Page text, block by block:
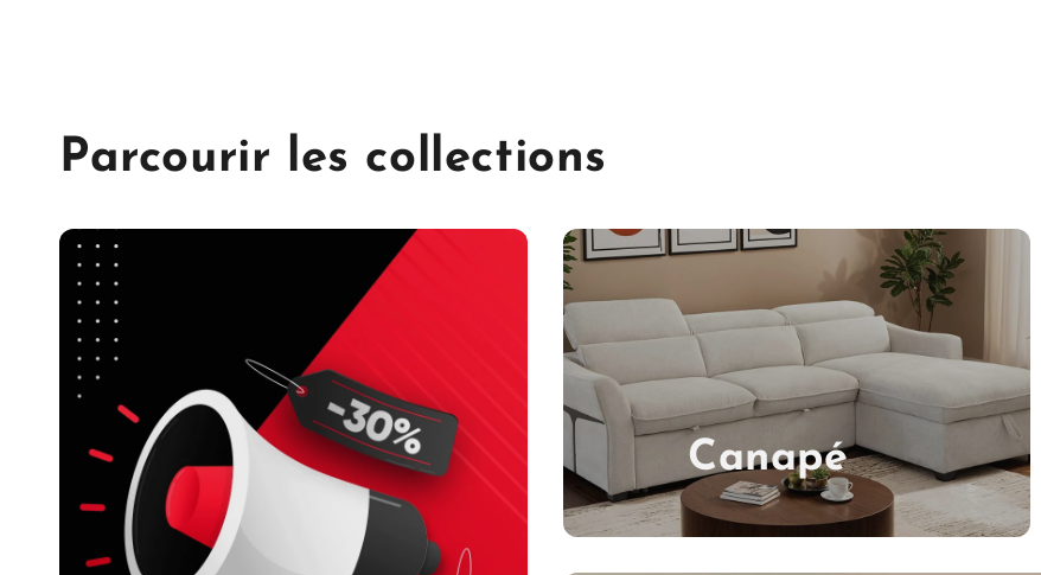
Parcourir les collections
Canapé